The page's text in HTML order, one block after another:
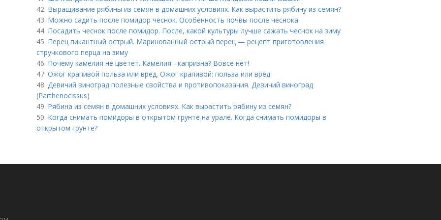
42. Выращивание рябины из семян в домашних условиях. Как вырастить рябину из семян?
43. Можно садить после помидор чеснок. Особенность почвы после чеснока
44. Посадить чеснок после помидор. После, какой культуры лучше сажать чеснок на зиму
45. Перец пикантный острый. Маринованный острый перец — рецепт приготовления
стручкового перца на зиму
46. Почему камелия не цветет. Камелия - капризна? Вовсе нет!
47. Ожог крапивой польза или вред. Ожог крапивой: польза или вред
48. Девичий виноград полезные свойства и противопоказания. Девичий виноград
(Parthenocissus)
49. Рябина из семян в домашних условиях. Как вырастить рябину из семян?
50. Когда снимать помидоры в открытом грунте на урале. Когда снимать помидоры в
открытом грунте?